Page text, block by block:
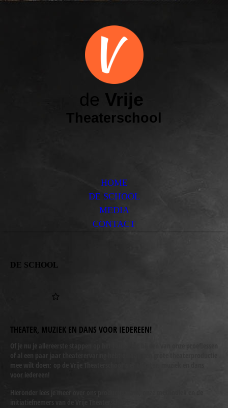
de Vrije
Theaterschool
HOME
DE SCHOOL
MEDIA
CONTACT
DE SCHOOL
THEATER, MUZIEK EN DANS VOOR IEDEREEN!
Of je nu je allereerste stappen op het toneel zet bij een van onze proeflessen
of al een paar jaar theaterervaring hebt en aan een grote theaterproductie
mee wilt doen; op de Vrije Theaterschool is er theater, muziek en dans
voor iedereen!
Hieronder lees je meer over ons productieteam, onze methodiek en de
initiatiefnemers van de Vrije Theaterschool.